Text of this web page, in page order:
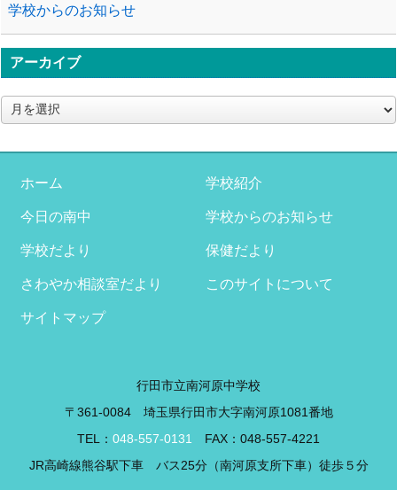
学校からのお知らせ
アーカイブ
ア
ー
イ
ホーム 学校紹介
今日の南中 学校からのお知らせ
学校だより 保健だより
さわやか相談室だより このサイトについて
サイトマップ
行田市立南河原中学校
〒361-0084 埼玉県行田市大字南河原1081番地
TEL： 048-557-0131
FAX：048-557-4221
JR高崎線熊谷駅下車 バス25分（南河原支所下車）徒歩５分